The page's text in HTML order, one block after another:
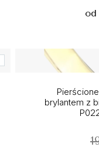
od
brylantem z